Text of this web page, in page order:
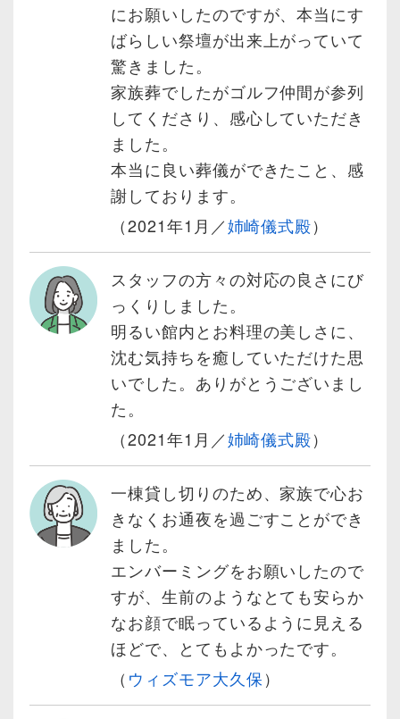
にお願いしたのですが、本当にす
ばらしい祭壇が出来上がっていて
驚きました。
家族葬でしたがゴルフ仲間が参列
してくださり、感心していただき
ました。
本当に良い葬儀ができたこと、感
謝しております。
（2021年1月／姉崎儀式殿）
スタッフの方々の対応の良さにび
っくりしました。
明るい館内とお料理の美しさに、
沈む気持ちを癒していただけた思
いでした。ありがとうございまし
た。
（2021年1月／姉崎儀式殿）
一棟貸し切りのため、家族で心お
きなくお通夜を過ごすことができ
ました。
エンバーミングをお願いしたので
すが、生前のようなとても安らか
なお顔で眠っているように見える
ほどで、とてもよかったです。
（ ウィズモア大久保）